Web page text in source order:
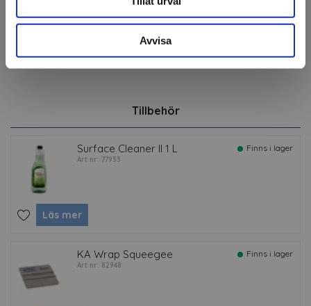
Avvisa
Tillbehör
Surface Cleaner II 1 L
Art nr: 77933
Finns i lager
Läs mer
KA Wrap Squeegee
Art nr: 82948
Finns i lager